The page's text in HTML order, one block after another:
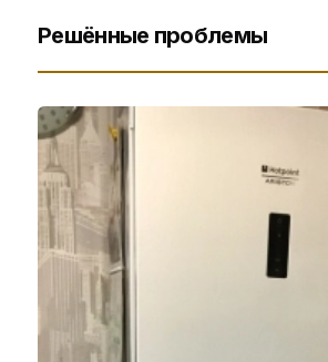
Решённые проблемы